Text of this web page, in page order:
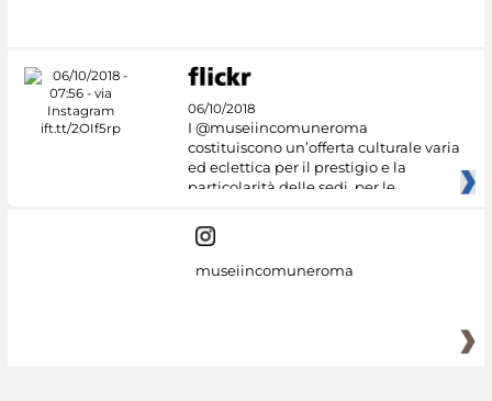
06/10/2018
I @museiincomuneroma
costituiscono un’offerta culturale varia
ed eclettica per il prestigio e la
particolarità delle sedi, per le
museiincomuneroma